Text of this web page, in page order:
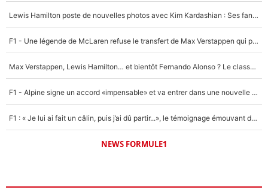
Lewis Hamilton poste de nouvelles photos avec Kim Kardashian : Ses fans le voient déjà redevenir champion du monde de F1 grâce à elle !
F1 - Une légende de McLaren refuse le transfert de Max Verstappen qui pourrait «faire des vagues» et plomber l'ambiance dans l'équipe
Max Verstappen, Lewis Hamilton… et bientôt Fernando Alonso ? Le classement des pilotes les mieux payés en Formule 1 risque de changer !
F1 - Alpine signe un accord «impensable» et va entrer dans une nouvelle dimension : Grande nouvelle pour Pierre Gasly !
F1 : « Je lui ai fait un câlin, puis j’ai dû partir...», le témoignage émouvant de Max Verstappen sur sa fille
NEWS FORMULE1